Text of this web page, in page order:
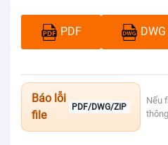
PDF DWG
Báo lỗi
file
PDF/DWG/ZIP
Nếu